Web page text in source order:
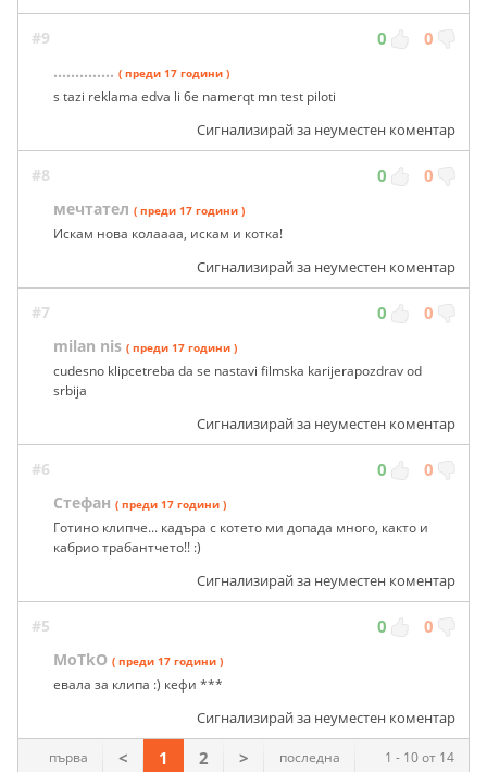
#9 0 0
.............. ( преди 17 години )
s tazi reklama edva li 6e namerqt mn test piloti
Сигнализирай за неуместен коментар
#8 0 0
мечтател ( преди 17 години )
Искам нова колаааа, искам и котка!
Сигнализирай за неуместен коментар
#7 0 0
milan nis ( преди 17 години )
cudesno klipcetreba da se nastavi filmska karijerapozdrav od
srbija
Сигнализирай за неуместен коментар
#6 0 0
Стефан ( преди 17 години )
Готино клипче... кадъра с котето ми допада много, както и
кабрио трабантчето!! :)
Сигнализирай за неуместен коментар
#5 0 0
MoTkO ( преди 17 години )
евала за клипа :) кефи ***
Сигнализирай за неуместен коментар
1 - 10 от 14
първа < 1 2 > последна